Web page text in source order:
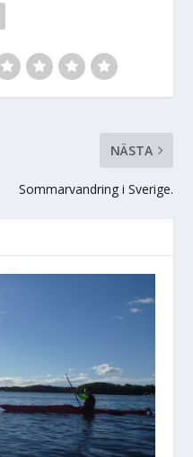
NÄSTA
Sommarvandring i Sverige.